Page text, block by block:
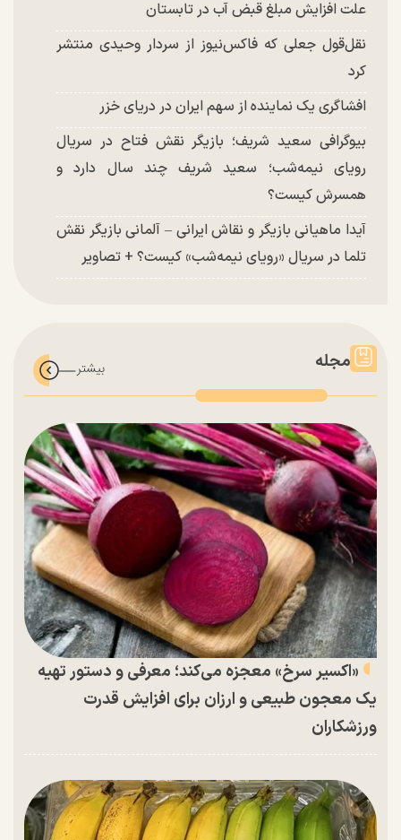
علت افزایش مبلغ قبض آب در تابستان
نقل‌قول جعلی که فاکس‌نیوز از سردار وحیدی منتشر
کرد
افشاگری یک نماینده از سهم ایران در دریای خزر
بیوگرافی سعید شریف؛ بازیگر نقش فتاح در سریال
رویای نیمه‌شب؛ سعید شریف چند سال دارد و
همسرش کیست؟
آیدا ماهیانی بازیگر و نقاش ایرانی – آلمانی بازیگر نقش
تلما در سریال «رویای نیمه‌شب» کیست؟ + تصاویر
مجله
«اکسیر سرخ» معجزه می‌کند؛ معرفی و دستور تهیه
یک معجون طبیعی و ارزان برای افزایش قدرت
ورزشکاران